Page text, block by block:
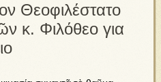
Θεοφιλέστατο
κ. Φιλόθεο για